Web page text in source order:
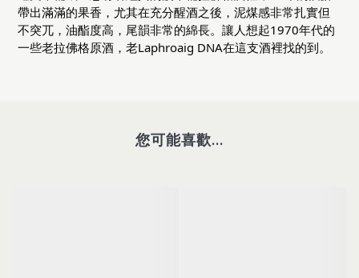
帶出滿滿的果香，尤其在充分醒酒之後，泥煤感非常扎實但
不突兀，油酯度高，尾韻非常的綿長。讓人想起1970年代的
一些老拉佛格原酒，老Laphroaig DNA在這支酒裡找的到。
您可能喜歡...